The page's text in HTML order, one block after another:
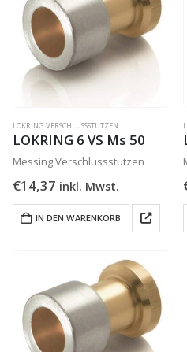
LOKRING VERSCHLUSSSTUTZEN
LOKRING 6 VS Ms 50
Messing Verschlussstutzen
€14,37 inkl. Mwst.
IN DEN WARENKORB